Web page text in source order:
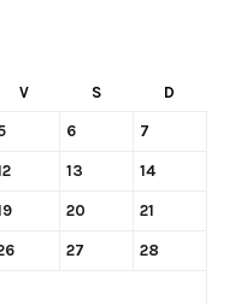
V S D
6 7
13 14
20 21
27 28